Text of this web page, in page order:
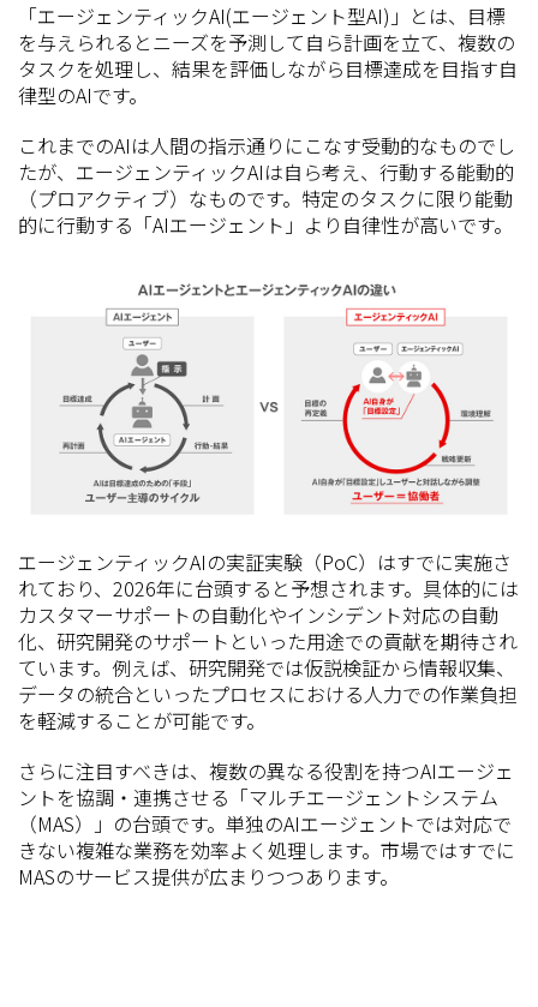
「エージェンティックAI(エージェント型AI)」とは、目標
を与えられるとニーズを予測して自ら計画を立て、複数の
タスクを処理し、結果を評価しながら目標達成を目指す自
律型のAIです。
これまでのAIは人間の指示通りにこなす受動的なものでし
たが、エージェンティックAIは自ら考え、行動する能動的
（プロアクティブ）なものです。特定のタスクに限り能動
的に行動する「AIエージェント」より自律性が高いです。
エージェンティックAIの実証実験（PoC）はすでに実施さ
れており、2026年に台頭すると予想されます。具体的には
カスタマーサポートの自動化やインシデント対応の自動
化、研究開発のサポートといった用途での貢献を期待され
ています。例えば、研究開発では仮説検証から情報収集、
データの統合といったプロセスにおける人力での作業負担
を軽減することが可能です。
さらに注目すべきは、複数の異なる役割を持つAIエージェ
ントを協調・連携させる「マルチエージェントシステム
（MAS）」の台頭です。単独のAIエージェントでは対応で
きない複雑な業務を効率よく処理します。市場ではすでに
MASのサービス提供が広まりつつあります。